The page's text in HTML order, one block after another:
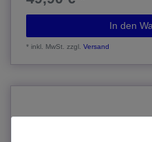
In den
*inkl. MwSt. zzgl.Versand